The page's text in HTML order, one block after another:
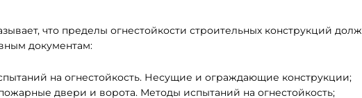
что пределы огнестойкости строительных конструкций
документам:
на огнестойкость. Несущие и ограждающие конструкции;
двери и ворота. Методы испытаний на огнестойкость;